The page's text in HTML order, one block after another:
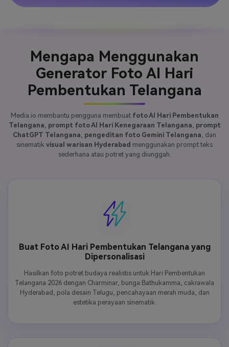
Mengapa Menggunakan
Generator Foto AI Hari
Pembentukan Telangana
Media.io membantu pengguna membuat foto AI Hari Pembentukan
Telangana prompt foto AI Hari Kenegaraan Telangana prompt
ChatGPT Telangana pengeditan foto Gemini Telangana , dan
sinematik visual warisan Hyderabad menggunakan prompt teks
sederhana atau potret yang diunggah.
Buat Foto AI Hari Pembentukan Telangana yang
Dipersonalisasi
Hasilkan foto potret budaya realistis untuk Hari Pembentukan
Telangana 2026 dengan Charminar, bunga Bathukamma, cakrawala
Hyderabad, pola desain Telugu, pencahayaan merah muda, dan
estetika perayaan sinematik.